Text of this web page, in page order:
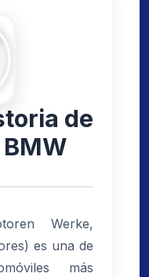
de
Werke,
es una de
más